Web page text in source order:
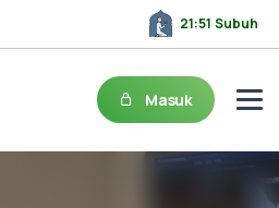
21:51 Subuh
Masuk